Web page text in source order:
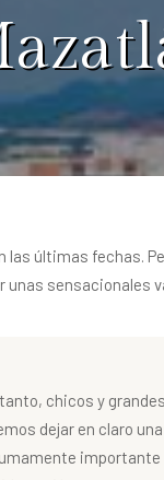
últimas fechas.
sensacionales
chicos y
dejar en claro una
importante